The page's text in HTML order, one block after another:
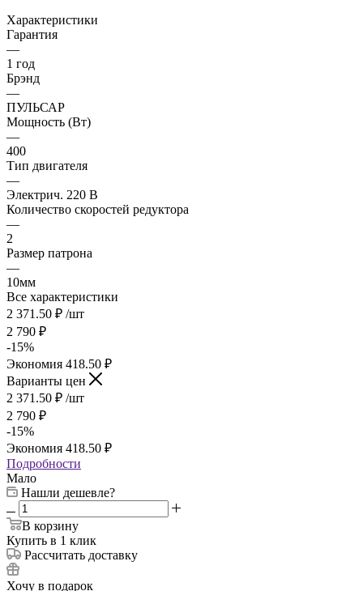
Характеристики
Гарантия
—
1 год
Брэнд
—
ПУЛЬСАР
Мощность (Вт)
—
400
Тип двигателя
—
Электрич. 220 В
Количество скоростей редуктора
—
2
Размер патрона
—
10мм
Все характеристики
2 371.50 ₽ /шт
2 790 ₽
-15%
Экономия 418.50 ₽
Варианты цен
2 371.50 ₽ /шт
2 790 ₽
-15%
Экономия 418.50 ₽
Подробности
Мало
Нашли дешевле?
В корзину
Купить в 1 клик
Рассчитать доставку
Хочу в подарок